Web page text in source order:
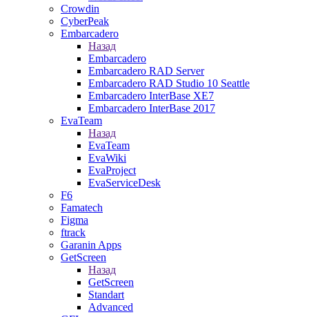
Crowdin
CyberPeak
Embarcadero
Назад
Embarcadero
Embarcadero RAD Server
Embarcadero RAD Studio 10 Seattle
Embarcadero InterBase XE7
Embarcadero InterBase 2017
EvaTeam
Назад
EvaTeam
EvaWiki
EvaProject
EvaServiceDesk
F6
Famatech
Figma
ftrack
Garanin Apps
GetScreen
Назад
GetScreen
Standart
Advanced